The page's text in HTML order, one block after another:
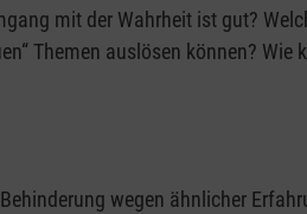
mit der Wahrheit ist gut?
Themen auslösen können? Wie
wegen ähnlicher